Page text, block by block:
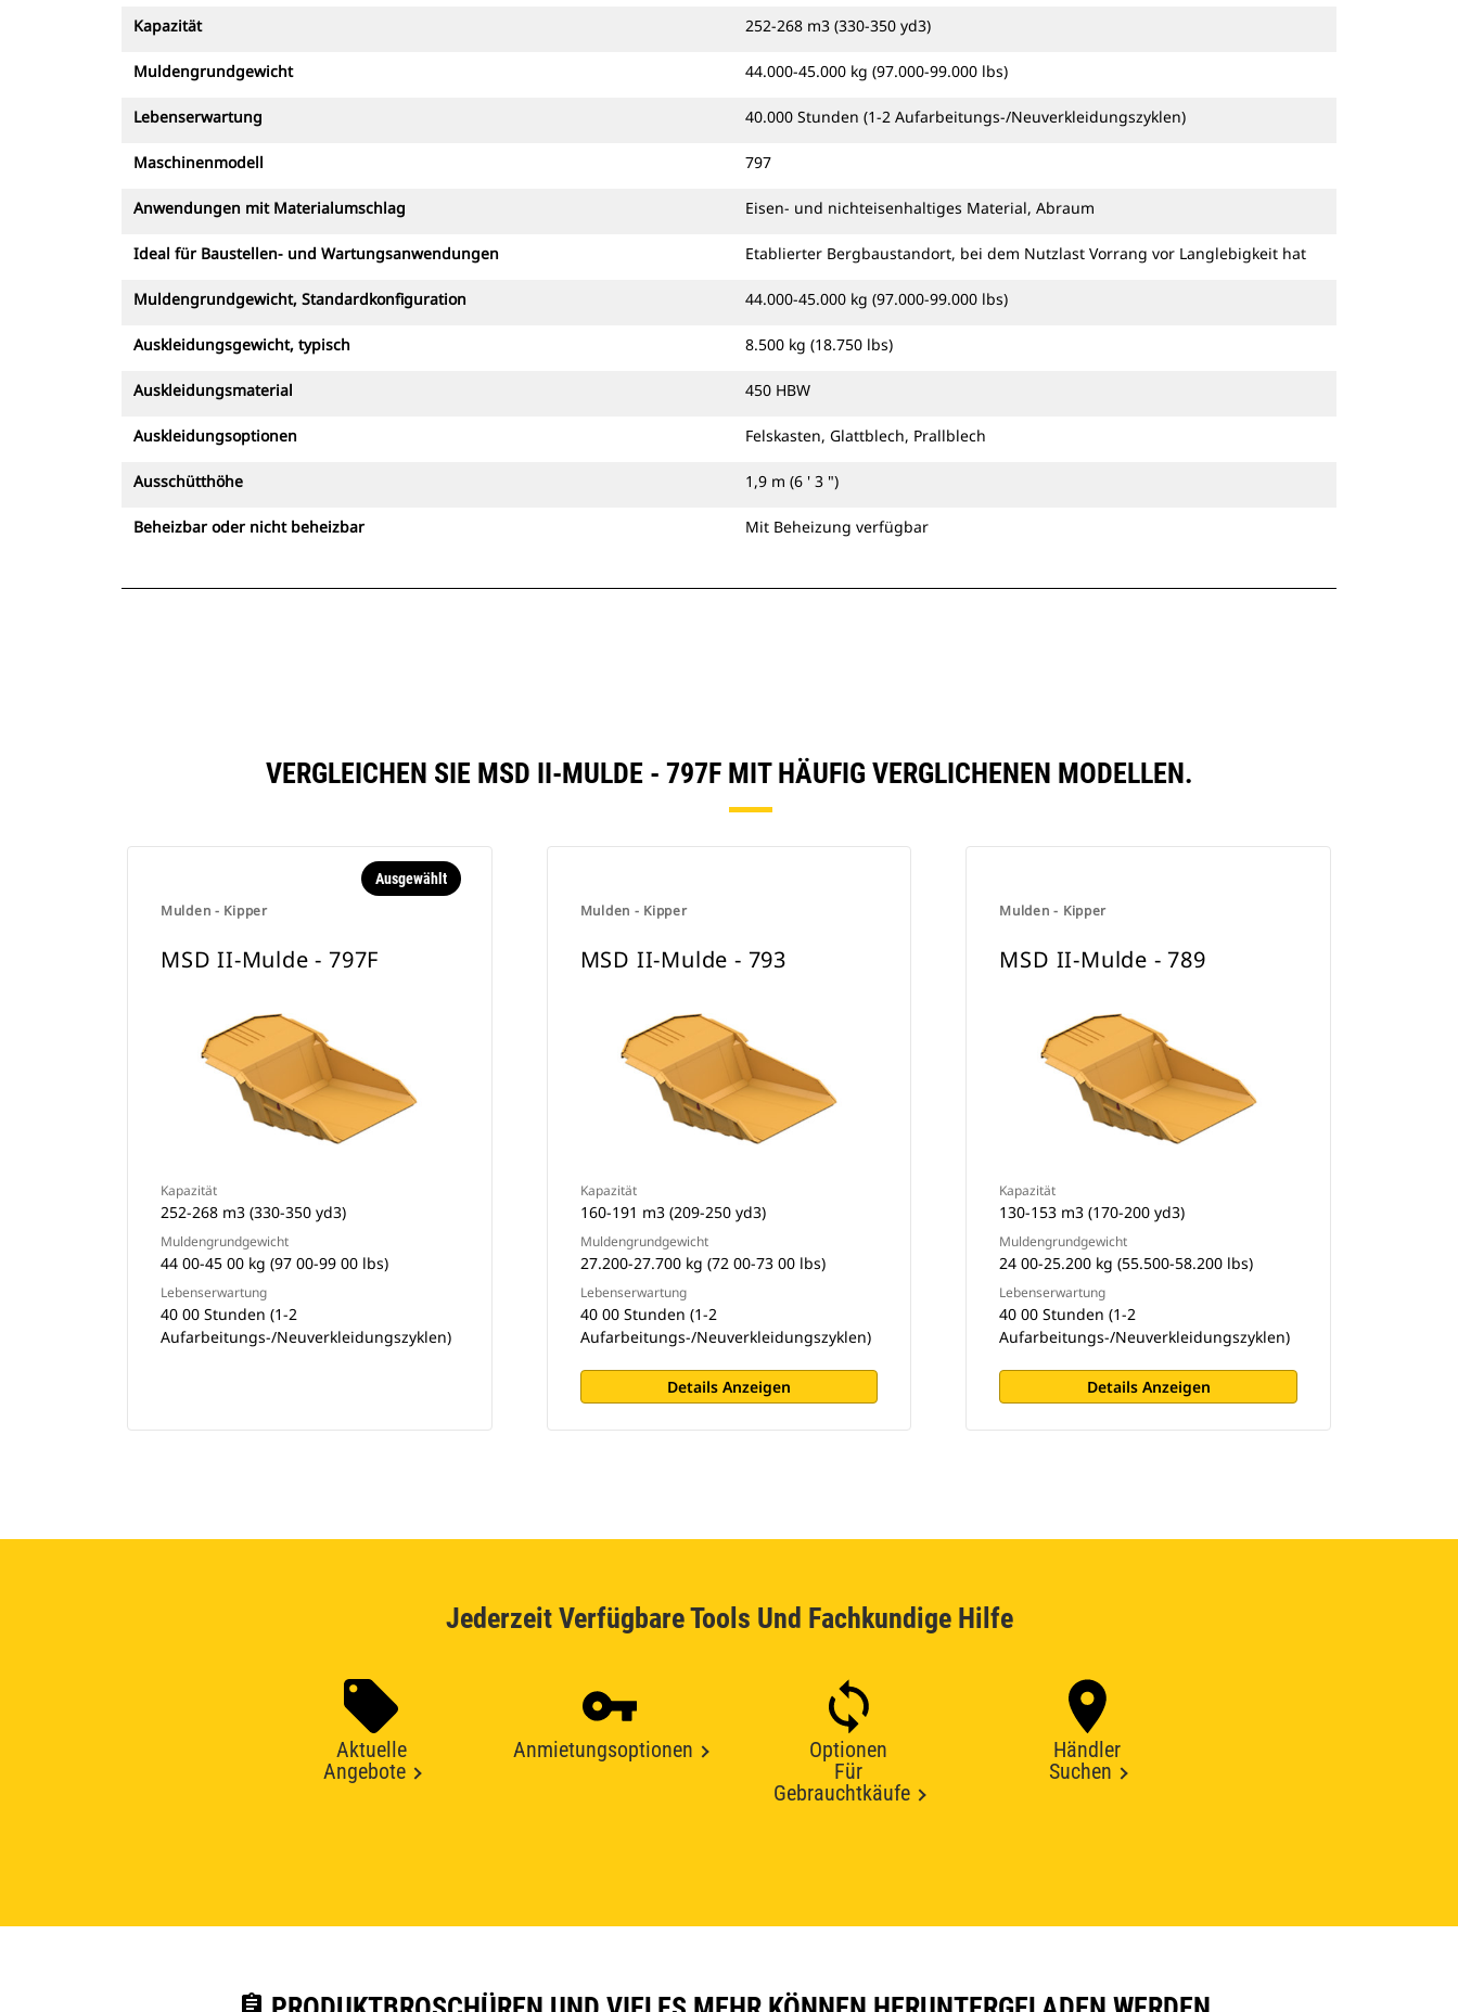
Kapazität 252-268 m3 (330-350 yd3)
Muldengrundgewicht 44.000-45.000 kg (97.000-99.000 lbs)
Lebenserwartung 40.000 Stunden (1-2 Aufarbeitungs-/Neuverkleidungszyklen)
Maschinenmodell 797
Anwendungen mit Materialumschlag Eisen- und nichteisenhaltiges Material, Abraum
Ideal für Baustellen- und Wartungsanwendungen Etablierter Bergbaustandort, bei dem Nutzlast Vorrang vor Langlebigkeit hat
Muldengrundgewicht, Standardkonfiguration 44.000-45.000 kg (97.000-99.000 lbs)
Auskleidungsgewicht, typisch 8.500 kg (18.750 lbs)
Auskleidungsmaterial 450 HBW
Auskleidungsoptionen Felskasten, Glattblech, Prallblech
Ausschütthöhe 1,9 m (6 ' 3 ")
Beheizbar oder nicht beheizbar Mit Beheizung verfügbar
VERGLEICHEN SIE MSD II-MULDE - 797F MIT HÄUFIG VERGLICHENEN MODELLEN.
Mulden - Kipper
Ausgewählt
MSD II-Mulde - 797F
Kapazität
252-268 m3 (330-350 yd3)
Muldengrundgewicht
44 00-45 00 kg (97 00-99 00 lbs)
Lebenserwartung
40 00 Stunden (1-2
Aufarbeitungs-/Neuverkleidungszyklen)
Mulden - Kipper
MSD II-Mulde - 793
Kapazität
160-191 m3 (209-250 yd3)
Muldengrundgewicht
27.200-27.700 kg (72 00-73 00 lbs)
Lebenserwartung
40 00 Stunden (1-2
Aufarbeitungs-/Neuverkleidungszyklen)
Details Anzeigen
Mulden - Kipper
MSD II-Mulde - 789
Kapazität
130-153 m3 (170-200 yd3)
Muldengrundgewicht
24 00-25.200 kg (55.500-58.200 lbs)
Lebenserwartung
40 00 Stunden (1-2
Aufarbeitungs-/Neuverkleidungszyklen)
Details Anzeigen
Jederzeit Verfügbare Tools Und Fachkundige Hilfe
Aktuelle
Angebote
Anmietungsoptionen
Optionen
Für
Gebrauchtkäufe
Händler
Suchen
assignment